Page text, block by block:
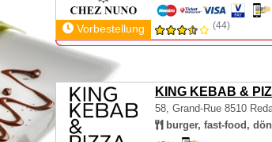
Vorbestellung (44)
KING KEBAB &
58, Grand-Rue 8510
burger, fast-food,